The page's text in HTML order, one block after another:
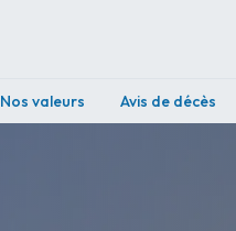
Nos valeurs Avis de décès